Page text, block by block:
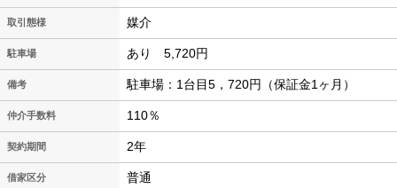
取引態様 媒介
駐車場 あり 5,720円
備考 駐車場：1台目5，720円（保証金1ヶ月）
仲介手数料 110％
契約期間 2年
借家区分 普通